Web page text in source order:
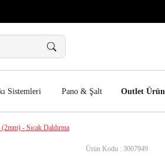
Sistemleri Pano & Şalt Outlet
- Sıcak Daldırma
Ürün Kodu : 3007949